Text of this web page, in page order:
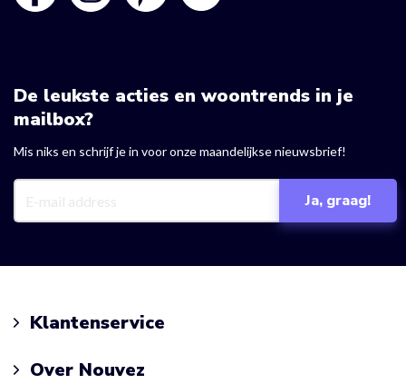
De leukste acties en woontrends in je
mailbox?
Mis niks en schrijf je in voor onze maandelijkse nieuwsbrief!
Klantenservice
Over Nouvez